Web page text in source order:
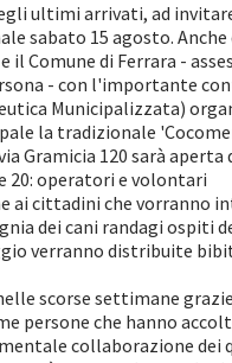
ultimi arrivati, ad
sabato 15 agosto.
il Comune di Ferrara -
- con l'importante
Municipalizzata)
la tradizionale
Gramicia 120 sarà aperta
20: operatori e volontari
ai cittadini che vorranno
dei cani randagi ospiti
verranno distribuite
scorse settimane
persone che hanno
collaborazione dei